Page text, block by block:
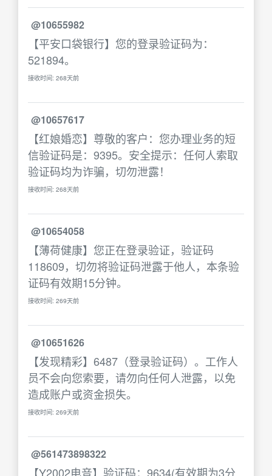
@10655982
【平安口袋银行】您的登录验证码为：
521894。
接收时间: 268天前
@10657617
【红娘婚恋】尊敬的客户：您办理业务的短
信验证码是：9395。安全提示：任何人索取
验证码均为诈骗，切勿泄露！
接收时间: 268天前
@10654058
【薄荷健康】您正在登录验证，验证码
118609，切勿将验证码泄露于他人，本条验
证码有效期15分钟。
接收时间: 269天前
@10651626
【发现精彩】6487（登录验证码）。工作人
员不会向您索要，请勿向任何人泄露，以免
造成账户或资金损失。
接收时间: 269天前
@561473898322
【Y2002电音】验证码：9634(有效期为3分